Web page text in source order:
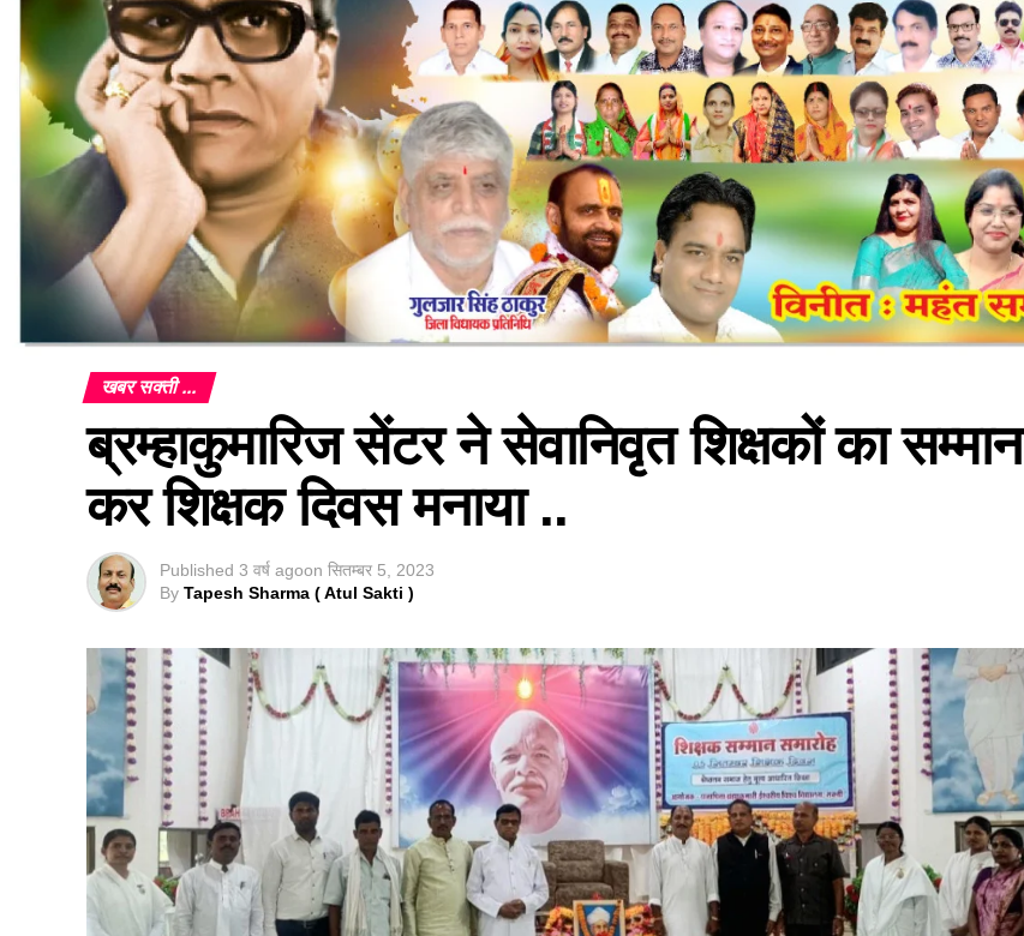
खबर सक्ती ...
ब्रम्हाकुमारिज सेंटर ने सेवानिवृत शिक्षकों का सम्मान
कर शिक्षक दिवस मनाया ..
Published 3 वर्ष agoon सितम्बर 5, 2023
By Tapesh Sharma ( Atul Sakti )